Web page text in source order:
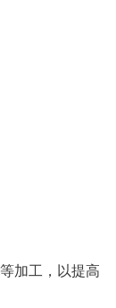
加工，以提高